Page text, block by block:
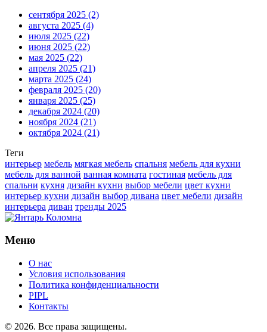
сентября 2025 (2)
августа 2025 (4)
июля 2025 (22)
июня 2025 (22)
мая 2025 (22)
апреля 2025 (21)
марта 2025 (24)
февраля 2025 (20)
января 2025 (25)
декабря 2024 (20)
ноября 2024 (21)
октября 2024 (21)
Теги
интерьер мебель мягкая мебель спальня мебель для кухни
мебель для ванной ванная комната гостиная мебель для
спальни кухня дизайн кухни выбор мебели цвет кухни
интерьер кухни дизайн выбор дивана цвет мебели дизайн
интерьера диван тренды 2025
Меню
О нас
Условия использования
Политика конфиденциальности
PIPL
Контакты
© 2026. Все права защищены.